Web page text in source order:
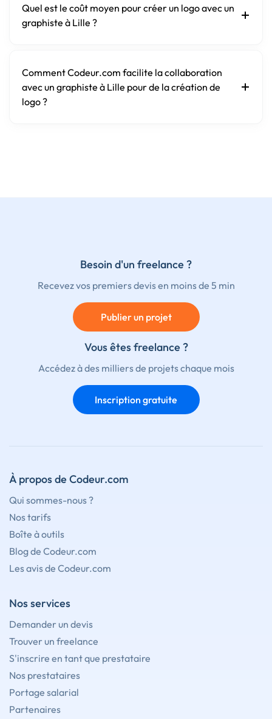
Quel est le coût moyen pour créer un logo avec un
graphiste à Lille ?
Comment Codeur.com facilite la collaboration
avec un graphiste à Lille pour de la création de
logo ?
Besoin d'un freelance ?
Recevez vos premiers devis en moins de 5 min
Publier un projet
Vous êtes freelance ?
Accédez à des milliers de projets chaque mois
Inscription gratuite
À propos de Codeur.com
Qui sommes-nous ?
Nos tarifs
Boîte à outils
Blog de Codeur.com
Les avis de Codeur.com
Nos services
Demander un devis
Trouver un freelance
S'inscrire en tant que prestataire
Nos prestataires
Portage salarial
Partenaires